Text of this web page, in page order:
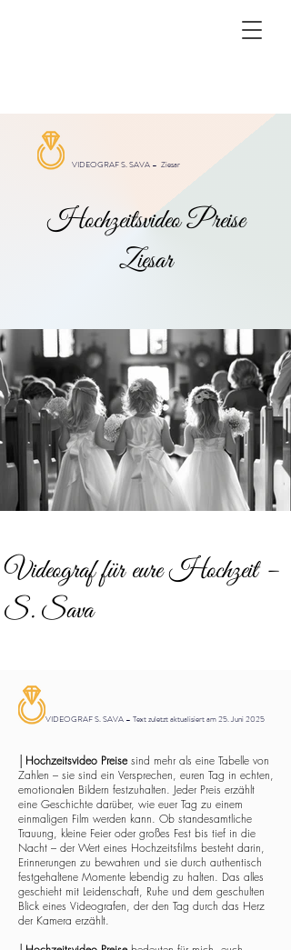
VIDEOGRAF S. SAVA – Ziesar
Hochzeitsvideo Preise
Ziesar
Videograf für eure Hochzeit –
S. Sava
VIDEOGRAF S. SAVA – Text zuletzt aktualisiert am 25. Juni 2025
Hochzeitsvideo Preisesind mehr als eine Tabelle von
Zahlen – sie sind ein Versprechen, euren Tag in echten,
emotionalen Bildern festzuhalten. Jeder Preis erzählt
eine Geschichte darüber, wie euer Tag zu einem
einmaligen Film werden kann. Ob standesamtliche
Trauung, kleine Feier oder großes Fest bis tief in die
Nacht – der Wert eines Hochzeitsfilms besteht darin,
Erinnerungen zu bewahren und sie durch authentisch
festgehaltene Momente lebendig zu halten. Das alles
geschieht mit Leidenschaft, Ruhe und dem geschulten
Blick eines Videografen, der den Tag durch das Herz
der Kamera erzählt.